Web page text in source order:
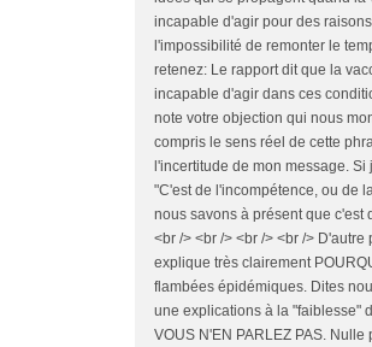
incapable d'agir pour des
l'impossibilité de remonter le
retenez: Le rapport dit que la
incapable d'agir dans ces
note votre objection qui nous
compris le sens réel de cette
l'incertitude de mon message.
"C'est de l'incompétence, ou de
nous savons à présent que c'est
<br /> <br /> <br /> <br /> D'autre
explique très clairement
flambées épidémiques. Dites
une explications à la "faiblesse"
VOUS N'EN PARLEZ PAS. Nulle